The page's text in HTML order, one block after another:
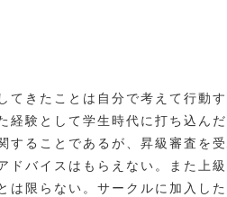
てきたことは自分で考えて行動
経験として学生時代に打ち込ん
することであるが、昇級審査を
ドバイスはもらえない。また上
は限らない。サークルに加入し